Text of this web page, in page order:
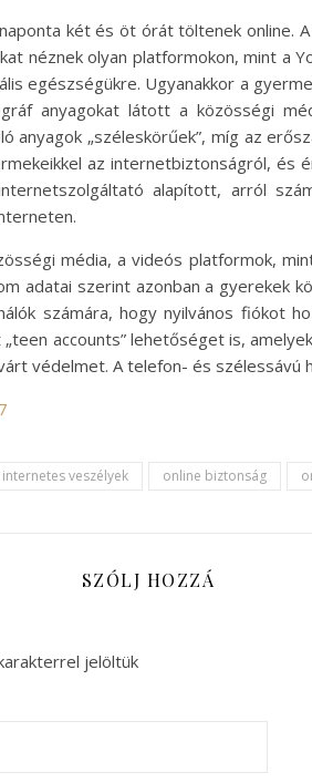
két és öt órát töltenek online.
néznek olyan platformokon, mint a
egészségükre. Ugyanakkor a
anyagokat látott a közösségi
„széleskörűek”, míg az
az internetbiztonságról, és
alapított, arról
média, a videós platformok,
adatai szerint azonban a gyerekek
számára, hogy nyilvános fiókot
accounts” lehetőséget is,
védelmet. A telefon- és szélessávú
internetes veszélyek online biztonság
SZÓLJ HOZZÁ
jelöltük